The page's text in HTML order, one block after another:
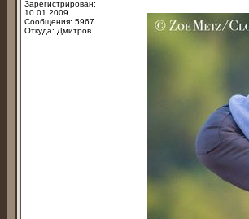
Зарегистрирован:
10.01.2009
Сообщения: 5967
Откуда: Дмитров